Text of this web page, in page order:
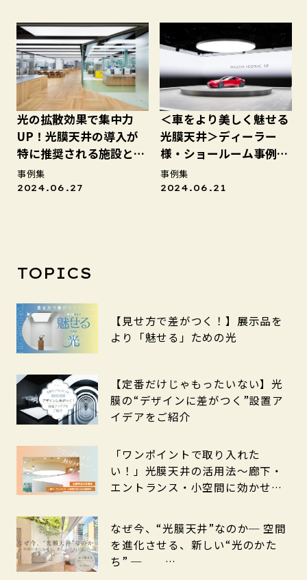
光の拡散効果で集中力
UP！光膜天井の導入が
特に推奨される施設と
は？
事例集
2024.06.27
＜車をより美しく魅せる
光膜天井＞ディーラー
様・ショールーム事例の
ご紹介
事例集
2024.06.21
TOPICS
【見せ方で差がつく！】展示品を
より「魅せる」ための光
【定番だけじゃもったいない】光
膜の“デザインに差がつく”設置ア
イデアをご紹介
「ワンポイントで取り入れた
い！」光膜天井の活用法～廊下・
エントランス・小空間に効かせる
なぜ今、“光膜天井”なのか─ 空間
を進化させる、新しい“光のかた
ち” ─